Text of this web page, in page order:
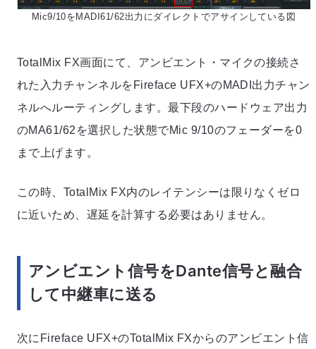
Mic9/10をMADI61/62出力にダイレクトでアサインしている図
TotalMix FX画面にて、アンビエント・マイクの接続さ
れた入力チャンネルをFireface UFX+のMADI出力チャン
ネルへルーティングします。最下段のハードウェア出力
のMA61/62を選択した状態でMic 9/10のフェーダーを0
まで上げます。
この時、TotalMix FX内のレイテンシーは限りなくゼロ
に近いため、遅延を計算する必要はありません。
アンビエント信号をDante信号と融合
して中継車に送る
次にFireface UFX+のTotalMix FXからのアンビエント信